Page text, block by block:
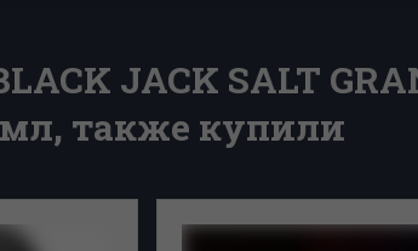
JACK SALT
также купили